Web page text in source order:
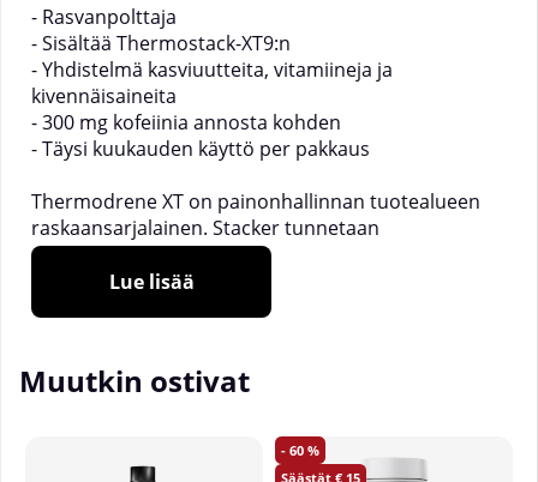
- Rasvanpolttaja
- Sisältää Thermostack-XT9:n
- Yhdistelmä kasviuutteita, vitamiineja ja
kivennäisaineita
- 300 mg kofeiinia annosta kohden
- Täysi kuukauden käyttö per pakkaus
Thermodrene XT on painonhallinnan tuotealueen
raskaansarjalainen. Stacker tunnetaan
innovatiivisten tuotteiden luomisesta laadukkaalla ja
tieteellisellä sisällöllä. Thermodrene XT ei ole
poikkeus. Tässä yhdistyvät Thermostack-XT9,
sekoituksen Thermostack-XT9:stä. Thermostack-XT9
on kehitetty edistyneitä urheilijoita ajatellen. Tässä
Lue lisää
Muutkin ostivat
60
15